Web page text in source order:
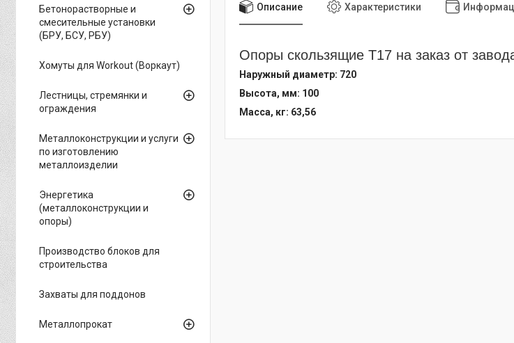
Описание Характеристики
Опоры скользящие Т17 на заказ от
Наружный диаметр: 720
Высота, мм: 100
Масса, кг: 63,56
Бетонорастворные и
смесительные установки
(БРУ, БСУ, РБУ)
Хомуты для Workout (Воркаут)
Лестницы, стремянки и
ограждения
Металлоконструкции и услуги
по изготовлению
металлоизделии
Энергетика
(металлоконструкции и
опоры)
Производство блоков для
строительства
Захваты для поддонов
Металлопрокат